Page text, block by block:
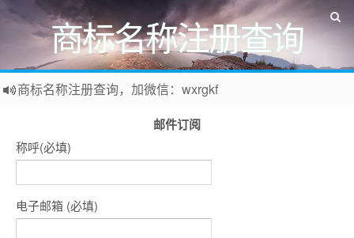
商标名称注册查询
商标名称注册查询，加微信：wxrgkf
邮件订阅
称呼(必填)
电子邮箱 (必填)